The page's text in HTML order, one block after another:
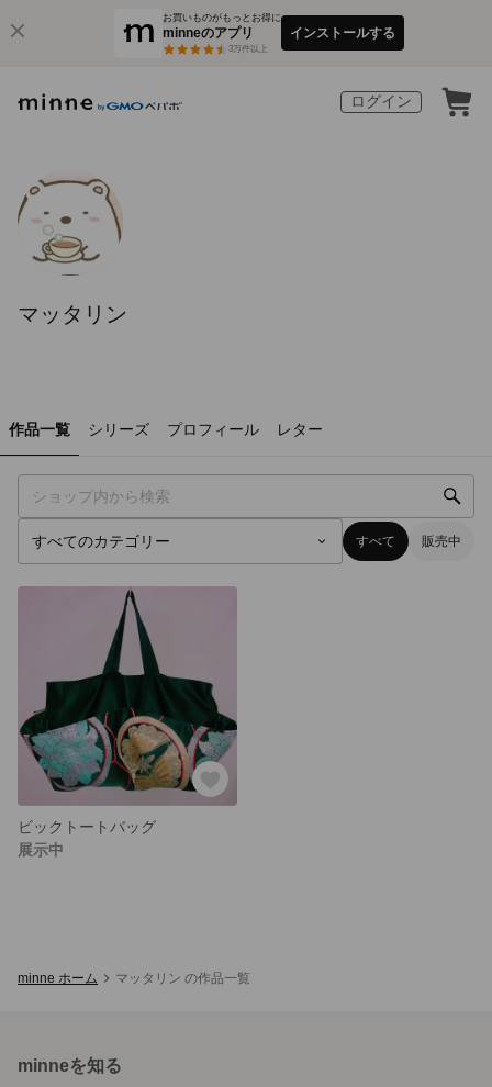
お買いものがもっとお得に
minneのアプリ
3万件以上
インストールする
ログイン
マッタリン
作品一覧 シリーズ プロフィール レター
すべて 販売中
ビックトートバッグ
展示中
minne ホーム マッタリン の作品一覧
minneを知る